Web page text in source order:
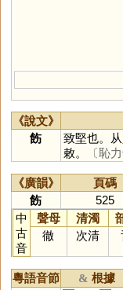
《說文》
飭
致堅也。
敕。
〔恥力
《廣韻》 頁碼
飭
525
中
古
音
聲母 清濁
徹
次清
粵語音節 & 根據